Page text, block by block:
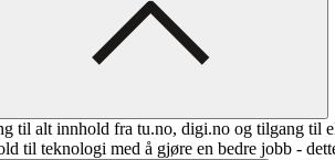
til alt innhold fra tu.no, digi.no og tilgang
til teknologi med å gjøre en bedre jobb -